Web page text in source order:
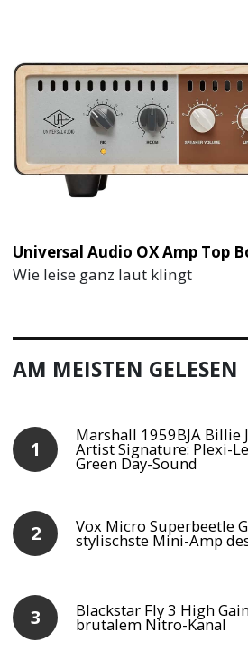
Universal Audio OX Amp Top
Wie leise ganz laut klingt
AM MEISTEN GELESEN
Marshall 1959BJA Billie
Artist Signature: Plexi-
Green Day-Sound
Vox Micro Superbeetle
stylischste Mini-Amp
Blackstar Fly 3 High
brutalem Nitro-Kanal